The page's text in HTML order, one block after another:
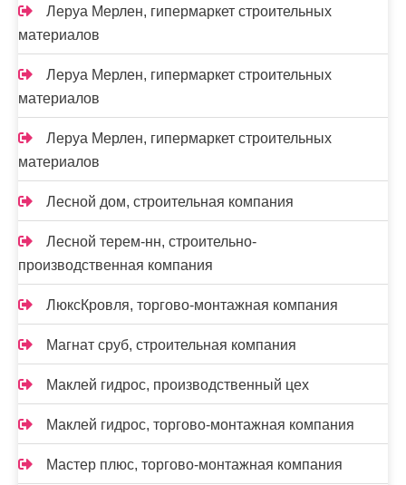
Леруа Мерлен, гипермаркет строительных
материалов
Леруа Мерлен, гипермаркет строительных
материалов
Леруа Мерлен, гипермаркет строительных
материалов
Лесной дом, строительная компания
Лесной терем-нн, строительно-
производственная компания
ЛюксКровля, торгово-монтажная компания
Магнат сруб, строительная компания
Маклей гидрос, производственный цех
Маклей гидрос, торгово-монтажная компания
Мастер плюс, торгово-монтажная компания